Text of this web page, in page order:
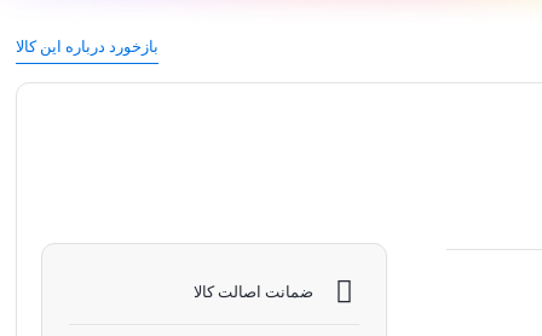
بازخورد درباره این کالا
ضمانت اصالت کالا